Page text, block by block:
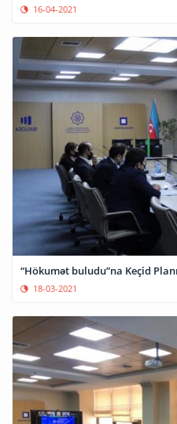
16-04-2021
“Hökumət buludu”na Keçid
18-03-2021